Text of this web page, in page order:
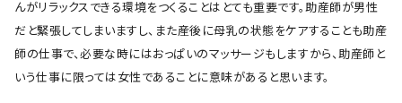
んがリラックスできる環境をつくることはとても重要です。助産師が男性
だと緊張してしまいますし、また産後に母乳の状態をケアすることも助産
師の仕事で、必要な時にはおっぱいのマッサージもしますから、助産師と
いう仕事に限っては女性であることに意味があると思います。